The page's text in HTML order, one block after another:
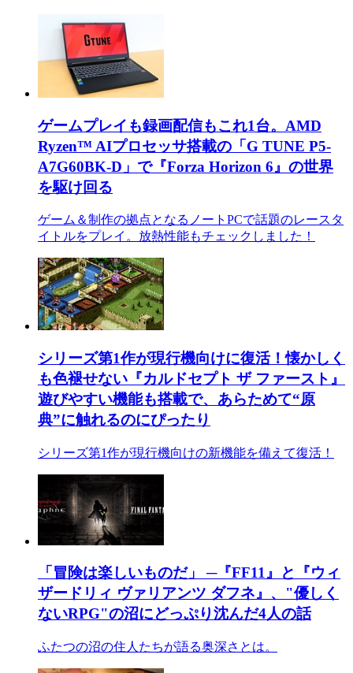
ゲームプレイも録画配信もこれ1台。AMD
Ryzen™ AIプロセッサ搭載の「G TUNE P5-
A7G60BK-D」で『Forza Horizon 6』の世界
を駆け回る
ゲーム＆制作の拠点となるノートPCで話題のレースタ
イトルをプレイ。放熱性能もチェックしました！
シリーズ第1作が現行機向けに復活！懐かしく
も色褪せない『カルドセプト ザ ファースト』
遊びやすい機能も搭載で、あらためて“原
典”に触れるのにぴったり
シリーズ第1作が現行機向けの新機能を備えて復活！
「冒険は楽しいものだ」 ─『FF11』と『ウィ
ザードリィ ヴァリアンツ ダフネ』、"優しく
ないRPG"の沼にどっぷり沈んだ4人の話
ふたつの沼の住人たちが語る奥深さとは。